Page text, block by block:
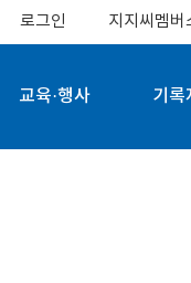
로그인 지지씨멤버
교육·행사 기록